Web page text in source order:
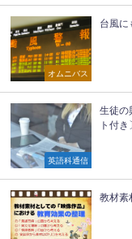
オムニバス
台風に
英語科通信
生徒の
ト付き
教材素